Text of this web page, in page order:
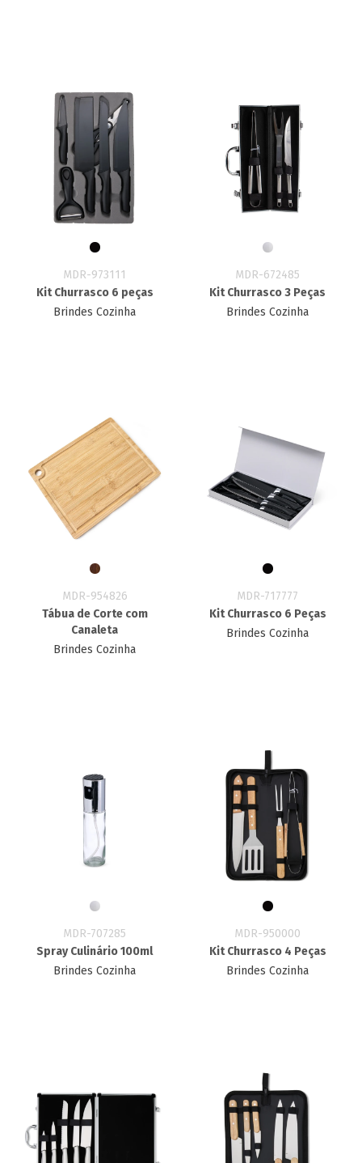
MDR-973111
Kit Churrasco 6 peças
Brindes Cozinha
MDR-672485
Kit Churrasco 3 Peças
Brindes Cozinha
MDR-954826
Tábua de Corte com
Canaleta
Brindes Cozinha
MDR-717777
Kit Churrasco 6 Peças
Brindes Cozinha
MDR-707285
Spray Culinário 100ml
Brindes Cozinha
MDR-950000
Kit Churrasco 4 Peças
Brindes Cozinha